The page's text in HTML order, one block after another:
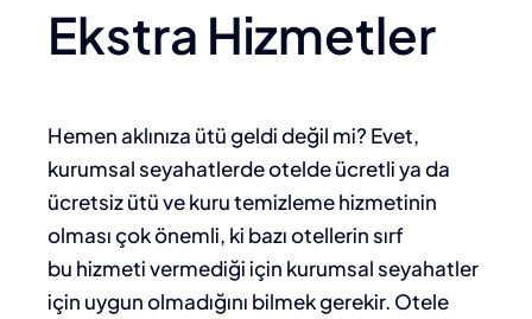
Ekstra Hizmetler
Hemen aklınıza ütü geldi değil mi? Evet,
kurumsal seyahatlerde otelde ücretli ya da
ücretsiz ütü ve kuru temizleme hizmetinin
olması çok önemli, ki bazı otellerin sırf
bu hizmeti vermediği için kurumsal seyahatler
için uygun olmadığını bilmek gerekir. Otele